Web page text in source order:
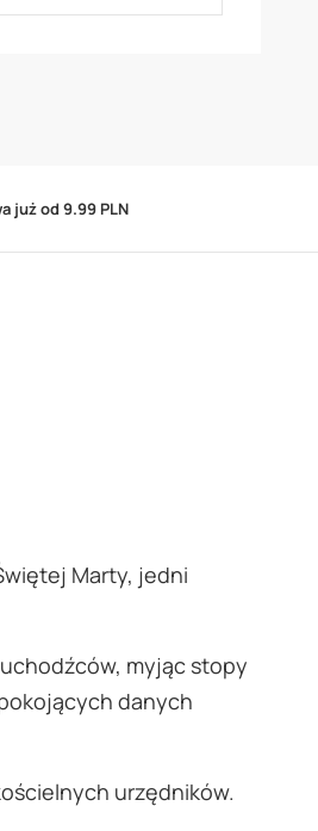
już od 9.99 PLN
Marty, jedni
myjąc stopy
danych
urzędników.